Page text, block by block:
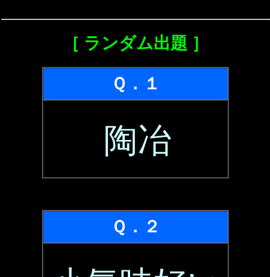
［ ランダム出題 ］
Ｑ．１
陶冶
Ｑ．２